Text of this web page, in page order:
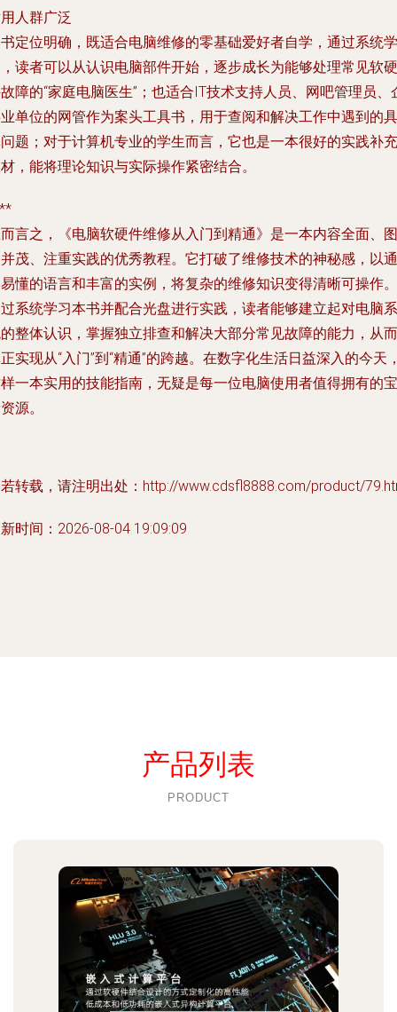
人群广泛
定位明确，既适合电脑维修的零基础爱好者自学，通过系统学
读者可以从认识电脑部件开始，逐步成长为能够处理常见软硬
障的“家庭电脑医生”；也适合IT技术支持人员、网吧管理员、
单位的网管作为案头工具书，用于查阅和解决工作中遇到的具
题；对于计算机专业的学生而言，它也是一本很好的实践补充
，能将理论知识与实际操作紧密结合。
言之，《电脑软硬件维修从入门到精通》是一本内容全面、图
茂、注重实践的优秀教程。它打破了维修技术的神秘感，以通
懂的语言和丰富的实例，将复杂的维修知识变得清晰可操作。
系统学习本书并配合光盘进行实践，读者能够建立起对电脑系
整体认识，掌握独立排查和解决大部分常见故障的能力，从而
实现从“入门”到“精通”的跨越。在数字化生活日益深入的今天
一本实用的技能指南，无疑是每一位电脑使用者值得拥有的宝
源。
转载，请注明出处：http://www.cdsfl8888.com/product/
时间：2026-08-04 19:09:09
产品列表
PRODUCT